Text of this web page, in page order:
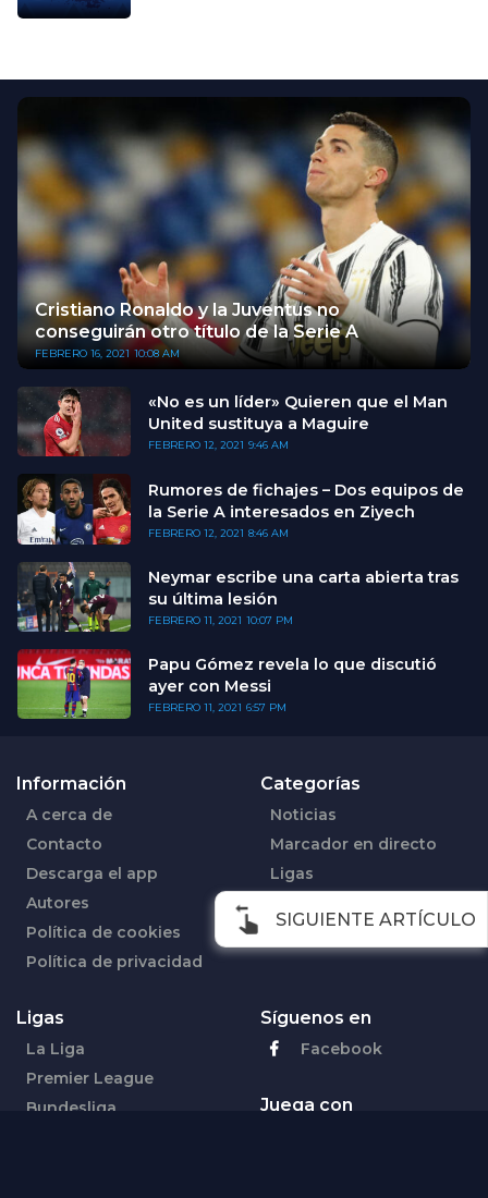
SIGUIENTE ARTÍCULO
Cristiano Ronaldo y la Juventus no
conseguirán otro título de la Serie A
FEBRERO 16, 2021 10:08 AM
«No es un líder» Quieren que el Man
United sustituya a Maguire
FEBRERO 12, 2021 9:46 AM
Rumores de fichajes – Dos equipos de
la Serie A interesados en Ziyech
FEBRERO 12, 2021 8:46 AM
Neymar escribe una carta abierta tras
su última lesión
FEBRERO 11, 2021 10:07 PM
Papu Gómez revela lo que discutió
ayer con Messi
FEBRERO 11, 2021 6:57 PM
Información
A cerca de
Contacto
Descarga el app
Autores
Política de cookies
Política de privacidad
Categorías
Noticias
Marcador en directo
Ligas
Ligas
La Liga
Premier League
Bundesliga
Síguenos en
Facebook
Juega con